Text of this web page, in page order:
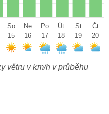
So
15
Ne
16
Po
17
Út
18
St
19
Čt
20
větru v km/h v průběhu